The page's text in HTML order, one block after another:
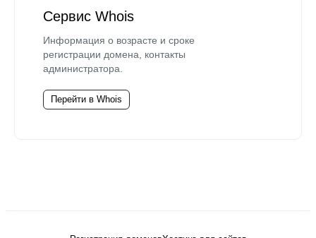
Сервис Whois
Информация о возрасте и сроке
регистрации домена, контакты
администратора.
Перейти в Whois